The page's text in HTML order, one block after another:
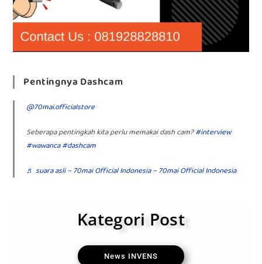
Pentingnya Dashcam
@70mai.officialstore
Seberapa pentingkah kita perlu memakai dash cam?#interview
#wawanca#dashcam
♬ suara asli – 70mai Official Indonesia – 70mai Official Indonesia
Kategori Post
News INVENS